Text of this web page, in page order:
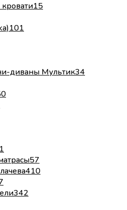
кровати15
101
диваны Мультик34
57
410
342